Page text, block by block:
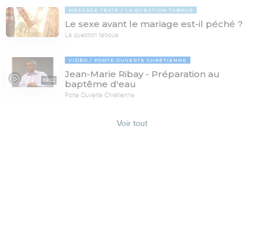
MESSAGE TEXTE LA QUESTION TABOUE
Le sexe avant le mariage est-il péché ?
La question taboue
69:02
VIDÉO PORTE OUVERTE CHRÉTIENNE
Jean-Marie Ribay - Préparation au
baptême d'eau
Porte Ouverte Chrétienne
Voir tout